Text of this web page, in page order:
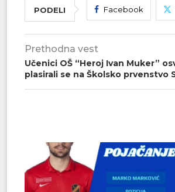
PODELI Facebook
Prethodna vest
Učenici OŠ “Heroj Ivan Muker”
plasirali se na Školsko prvenstvo